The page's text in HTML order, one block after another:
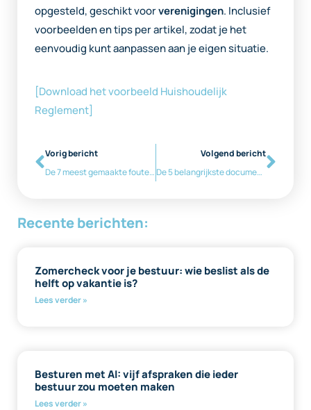
opgesteld, geschikt voorverenigingen. Inclusief
voorbeelden en tips per artikel, zodat je het
eenvoudig kunt aanpassen aan je eigen situatie.
[Download het voorbeeld Huishoudelijk
Reglement]
Vorig bericht
De 7 meest gemaakte fouten bij bestuurswissels
Volgend bericht
De 5 belangrijkste documenten voor elk bestuur
Recente berichten:
Zomercheck voor je bestuur: wie beslist als de
helft op vakantie is?
Lees verder »
Besturen met AI: vijf afspraken die ieder
bestuur zou moeten maken
Lees verder »